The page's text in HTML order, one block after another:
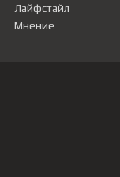
Лайфстайл
Мнение